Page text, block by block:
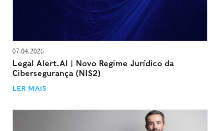
07.04.2026
Legal Alert.AI | Novo Regime Jurídico da
Cibersegurança (NIS2)
LER MAIS